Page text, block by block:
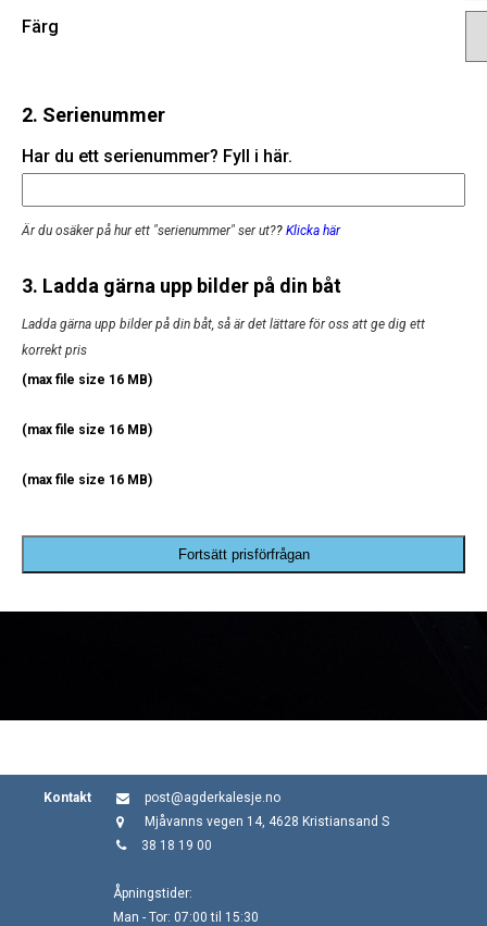
Färg
2. Serienummer
Har du ett serienummer? Fyll i här.
Är du osäker på hur ett "serienummer" ser ut?? Klicka här
3. Ladda gärna upp bilder på din båt
Ladda gärna upp bilder på din båt, så är det lättare för oss att ge dig ett
korrekt pris
(max file size 16 MB)
(max file size 16 MB)
(max file size 16 MB)
Fortsätt prisförfrågan
Kontakt
post@agderkalesje.no
Mjåvanns vegen 14, 4628 Kristiansand S
38 18 19 00
Åpningstider:
Man - Tor: 07:00 til 15:30